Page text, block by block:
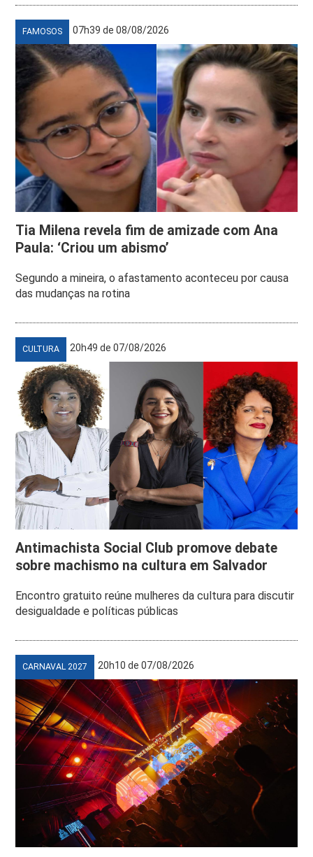
FAMOSOS 07h39 de 08/08/2026
Tia Milena revela fim de amizade com Ana
Paula: ‘Criou um abismo’
Segundo a mineira, o afastamento aconteceu por causa
das mudanças na rotina
CULTURA 20h49 de 07/08/2026
Antimachista Social Club promove debate
sobre machismo na cultura em Salvador
Encontro gratuito reúne mulheres da cultura para discutir
desigualdade e políticas públicas
CARNAVAL 2027 20h10 de 07/08/2026